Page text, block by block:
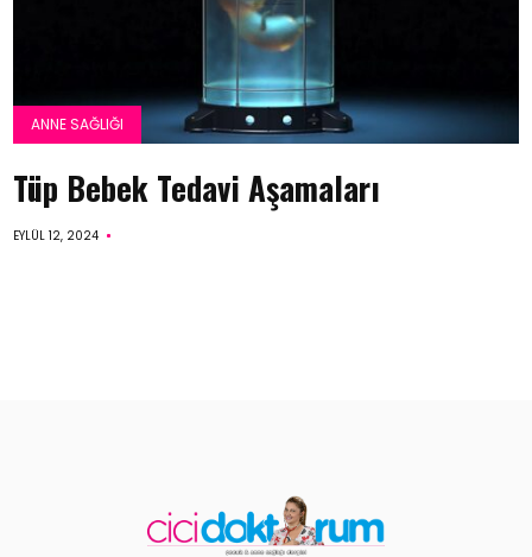
ANNE SAĞLIĞI
Tüp Bebek Tedavi Aşamaları
EYLÜL 12, 2024